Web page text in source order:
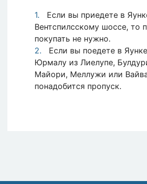
Если вы приедете в
Вентспилсскому шоссе, то
покупать не нужно.
Если вы поедете в
Юрмалу из Лиелупе,
Майори, Меллужи или
понадобится пропуск.